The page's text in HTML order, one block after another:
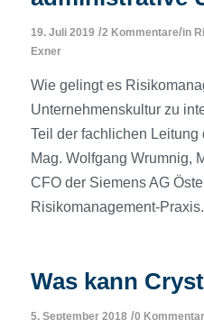
19. Juli 2019 /2 Kommentare/in
Exner
Wie gelingt es
Unternehmenskultur zu
Teil der fachlichen
Mag. Wolfgang Wrumnig,
CFO der Siemens AG
Risikomanagement-Praxis.
Was kann
5. September 2018 /0